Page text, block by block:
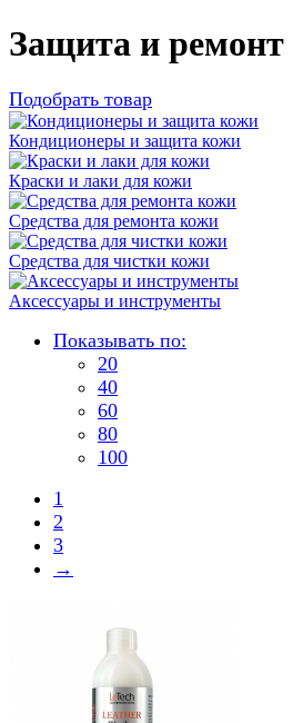
Защита и
Подобрать товар
Кондиционеры и защита кожи
Краски и лаки для кожи
Средства для ремонта кожи
Средства для чистки кожи
Аксессуары и инструменты
Показывать по:
20
40
60
80
100
1
2
3
→